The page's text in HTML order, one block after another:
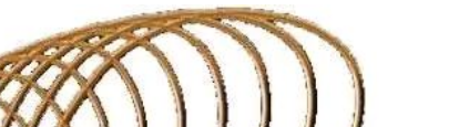
ኢትዮጵያ የቀጣናውን ኢኮኖሚያዊ ገጽታ በአዲስ
መልኩ እየቀረጸች ነው-ፈርስት ፖስት
August 7, 2026
ተቃውሞ የበዛበት የፊፋ አዲሱ እቅድ
July 30, 2026
አዲስ ሚዲያ ኔትዎርክ በይዘት ስራዎቹ የሀሰት
ትርክትን በማረም እና የወል ትርክትን በመገንባት
ሃላፊነቱን እየተወጣ ይገኛል